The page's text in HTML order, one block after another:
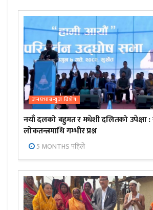
जनप्रभाबन्युज विशेष
नयाँ दलको बहुमत र मधेशी दलितको उपेक्षा
लोकतन्त्रमाथि गम्भीर प्रश्न
5 MONTHS पहिले